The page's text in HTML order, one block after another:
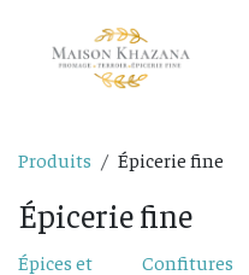
Produits Épicerie fine
Épicerie fine
Épices et
Confitures